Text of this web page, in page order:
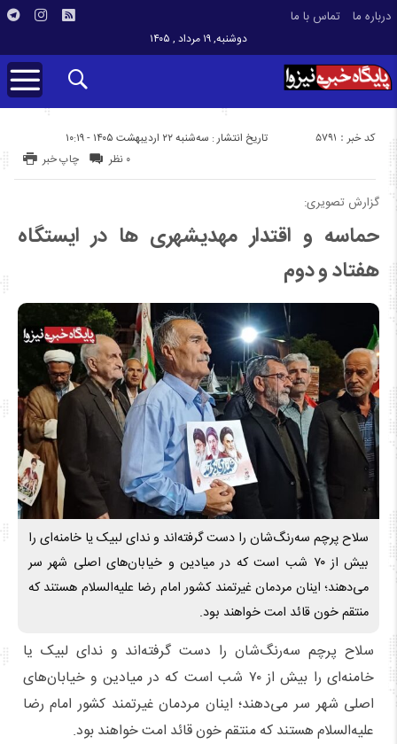
درباره ما تماس با ما
دوشنبه, ۱۹ مرداد , ۱۴۰۵
تاریخ انتشار : سه‌شنبه ۲۲ اردیبهشت ۱۴۰۵ - ۱۰:۱۹ کد خبر : 5791
چاپ خبر ۰ نظر
گزارش تصویری:
حماسه و اقتدار مهدیشهری ها در ایستگاه
هفتاد و دوم
سلاح پرچم سه‌رنگ‌شان را دست گرفته‌اند و ندای لبیک یا خامنه‌ای را
بیش از ۷۰ شب است که در میادین و خیابان‌های اصلی شهر سر
می‌دهند؛ اینان مردمان غیرتمند کشور امام رضا علیه‌السلام هستند که
منتقم خون قائد امت خواهند بود.
سلاح پرچم سه‌رنگ‌شان را دست گرفته‌اند و ندای لبیک یا
خامنه‌ای را بیش از ۷۰ شب است که در میادین و خیابان‌های
اصلی شهر سر می‌دهند؛ اینان مردمان غیرتمند کشور امام رضا
علیه‌السلام هستند که منتقم خون قائد امت خواهند بود.